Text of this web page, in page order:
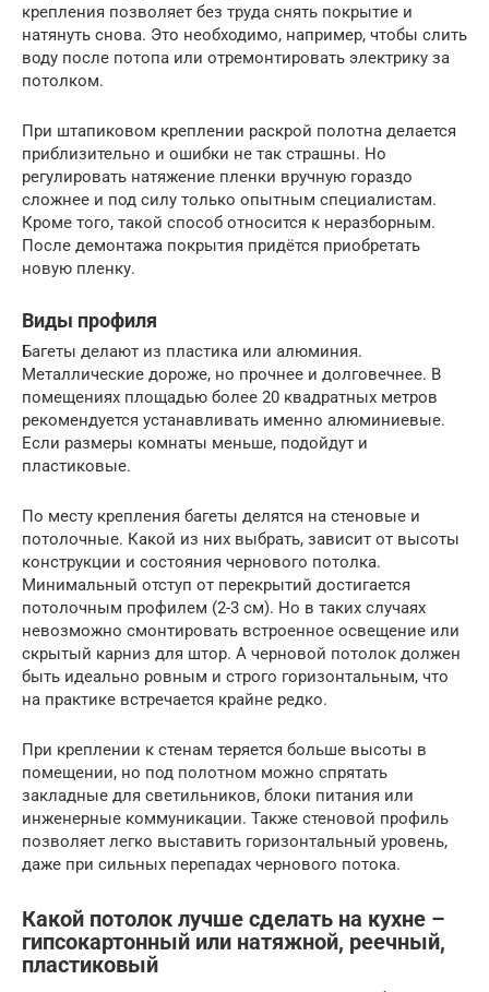
крепления позволяет без труда снять покрытие и
натянуть снова. Это необходимо, например, чтобы слить
воду после потопа или отремонтировать электрику за
потолком.
При штапиковом креплении раскрой полотна делается
приблизительно и ошибки не так страшны. Но
регулировать натяжение пленки вручную гораздо
сложнее и под силу только опытным специалистам.
Кроме того, такой способ относится к неразборным.
После демонтажа покрытия придётся приобретать
новую пленку.
Виды профиля
Багеты делают из пластика или алюминия.
Металлические дороже, но прочнее и долговечнее. В
помещениях площадью более 20 квадратных метров
рекомендуется устанавливать именно алюминиевые.
Если размеры комнаты меньше, подойдут и
пластиковые.
По месту крепления багеты делятся на стеновые и
потолочные. Какой из них выбрать, зависит от высоты
конструкции и состояния чернового потолка.
Минимальный отступ от перекрытий достигается
потолочным профилем (2-3 см). Но в таких случаях
невозможно смонтировать встроенное освещение или
скрытый карниз для штор. А черновой потолок должен
быть идеально ровным и строго горизонтальным, что
на практике встречается крайне редко.
При креплении к стенам теряется больше высоты в
помещении, но под полотном можно спрятать
закладные для светильников, блоки питания или
инженерные коммуникации. Также стеновой профиль
позволяет легко выставить горизонтальный уровень,
даже при сильных перепадах чернового потока.
Какой потолок лучше сделать на кухне –
гипсокартонный или натяжной, реечный,
пластиковый